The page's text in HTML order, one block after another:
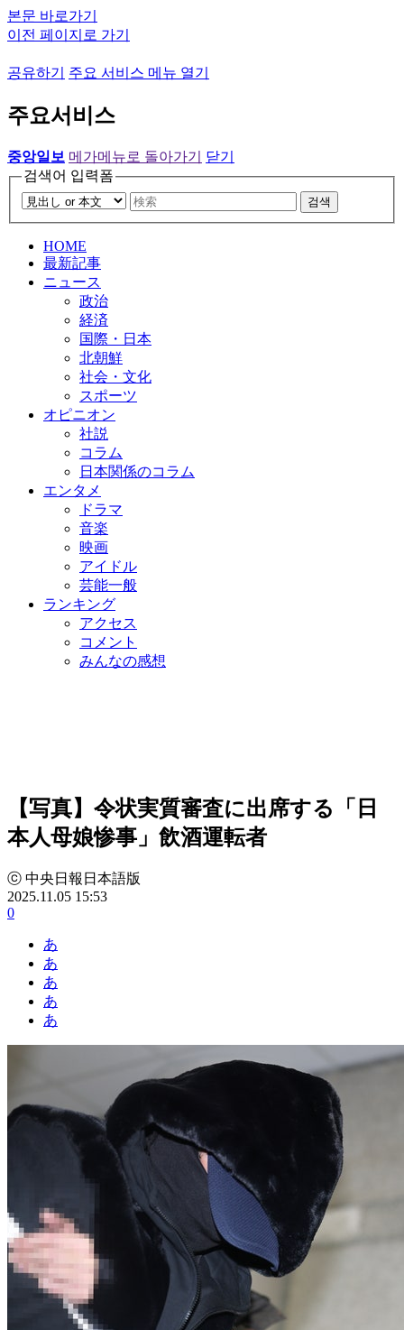
본문 바로가기
이전 페이지로 가기
공유하기 주요 서비스 메뉴 열기
주요서비스
중앙일보 메가메뉴로 돌아가기
닫기
검색어 입력폼
검색
HOME
最新記事
ニュース
政治
経済
国際・日本
北朝鮮
社会・文化
スポーツ
オピニオン
社説
コラム
日本関係のコラム
エンタメ
ドラマ
音楽
映画
アイドル
芸能一般
ランキング
アクセス
コメント
みんなの感想
【写真】令状実質審査に出席する「日
本人母娘惨事」飲酒運転者
ⓒ 中央日報日本語版
2025.11.05 15:53
0
あ
あ
あ
あ
あ